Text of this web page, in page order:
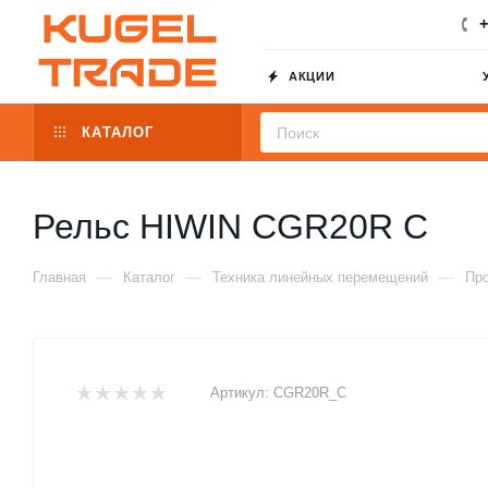
АКЦИИ
КАТАЛОГ
Рельс HIWIN CGR20R C
Главная — Каталог — Техника линейных перемещений —
Артикул: CGR20R_C